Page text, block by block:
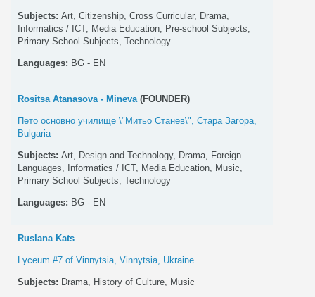
Subjects: Art, Citizenship, Cross Curricular, Drama,
Informatics / ICT, Media Education, Pre-school Subjects,
Primary School Subjects, Technology
Languages: BG - EN
Rositsa Atanasova - Mineva (FOUNDER)
Пето основно училище \"Митьо Станев\", Стара Загора,
Bulgaria
Subjects: Art, Design and Technology, Drama, Foreign
Languages, Informatics / ICT, Media Education, Music,
Primary School Subjects, Technology
Languages: BG - EN
Ruslana Kats
Lyceum #7 of Vinnytsia, Vinnytsia, Ukraine
Subjects: Drama, History of Culture, Music